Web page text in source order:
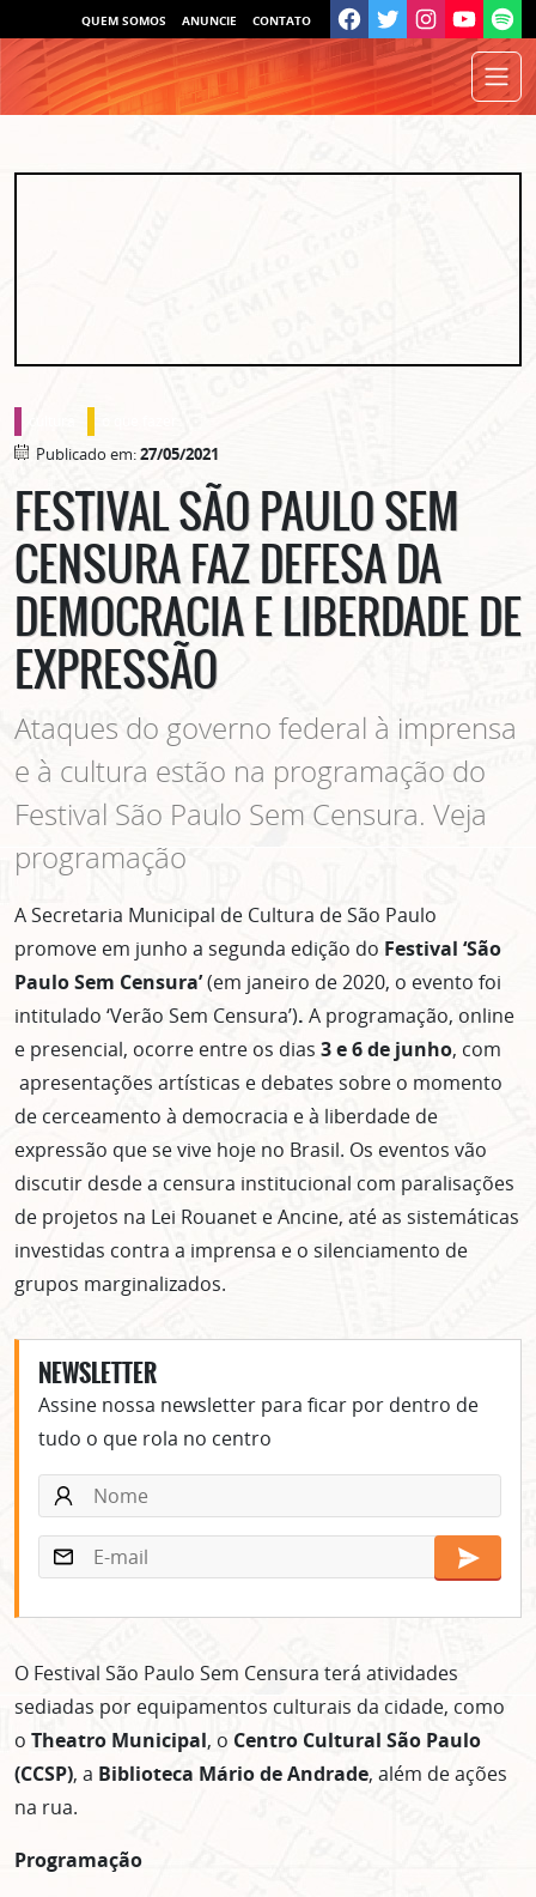
QUEM SOMOS ANUNCIE CONTATO
Publicado em:27/05/2021
FESTIVAL SÃO PAULO SEM
CENSURA FAZ DEFESA DA
DEMOCRACIA E LIBERDADE DE
EXPRESSÃO
Ataques do governo federal à imprensa
e à cultura estão na programação do
Festival São Paulo Sem Censura. Veja
programação
A Secretaria Municipal de Cultura de São Paulo
promove em junho a segunda edição do Festival ‘São
Paulo Sem Censura’(em janeiro de 2020, o evento foi
intitulado ‘Verão Sem Censura’). A programação, online
e presencial, ocorre entre os dias 3 e 6 de junho, com
apresentações artísticas e debates sobre o momento
de cerceamento à democracia e à liberdade de
expressão que se vive hoje no Brasil. Os eventos vão
discutir desde a censura institucional com paralisações
de projetos na Lei Rouanet e Ancine, até as sistemáticas
investidas contra a imprensa e o silenciamento de
grupos marginalizados.
NEWSLETTER
Assine nossa newsletter para ficar por dentro de
tudo o que rola no centro
O Festival São Paulo Sem Censura terá atividades
sediadas por equipamentos culturais da cidade, como
o Theatro Municipal, o Centro Cultural São Paulo
(CCSP), a Biblioteca Mário de Andrade, além de ações
na rua.
Programação